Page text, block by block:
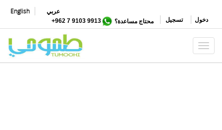
المحتوى
الرئيسي
English
عربي
تسجيل
دخول محتاج مساعدة؟ 9913 9103 7 962+
Toggle navigation